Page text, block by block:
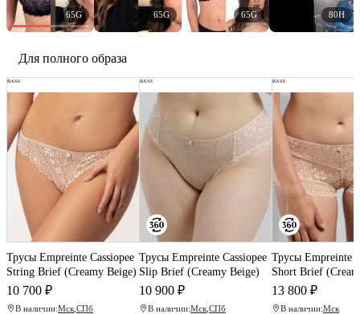
65G 65G 65G 80H
Для полного образа
BASE
Трусы Empreinte Cassiopee
String Brief (Creamy Beige)
10 700 ₽
В наличии:Мск СПб
BASE
Трусы Empreinte Cassiopee
Slip Brief (Creamy Beige)
10 900 ₽
В наличии:Мск СПб
BASE
Трусы Empreinte
Short Brief
13 800 ₽
В наличии:Мск